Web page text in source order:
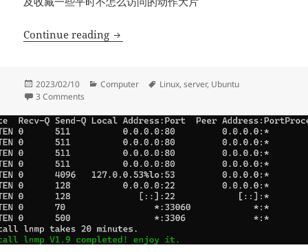
Continue reading Ubuntu 开机自动挂载第二块硬盘
Posted
on
2023/02/10 Categories
Computer Tags
Linux,server, Ubuntu
3 Comments